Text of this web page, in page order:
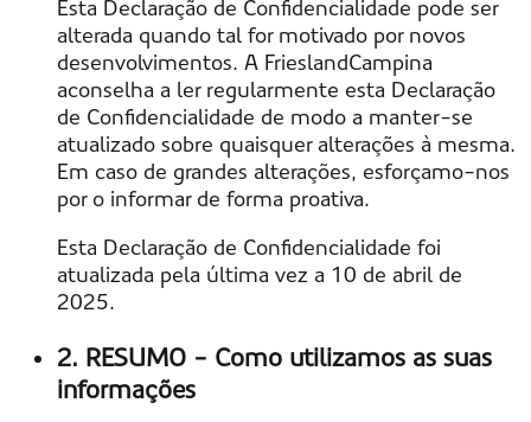
Esta Declaração de Confidencialidade pode ser
alterada quando tal for motivado por novos
desenvolvimentos. A FrieslandCampina
aconselha a ler regularmente esta Declaração
de Confidencialidade de modo a manter-se
atualizado sobre quaisquer alterações à mesma.
Em caso de grandes alterações, esforçamo-nos
por o informar de forma proativa.
Esta Declaração de Confidencialidade foi
atualizada pela última vez a 10 de abril de
2025.
2. RESUMO - Como utilizamos as suas
informações